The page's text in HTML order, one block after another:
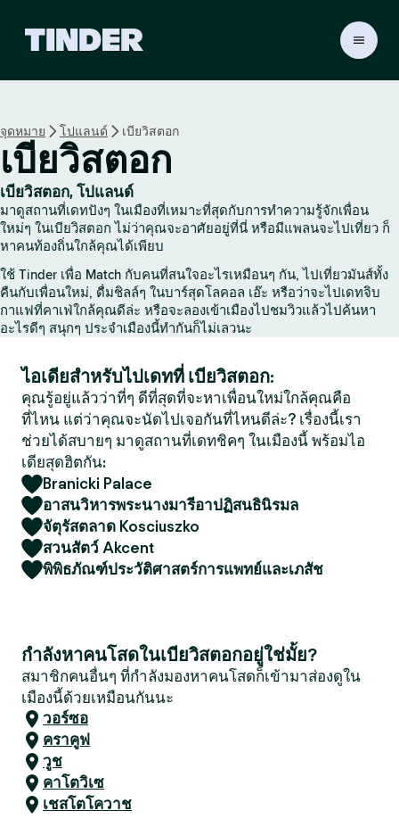
ก
T
i
d
e
r
จุดหมาย โปแลนด์ เบียวิสตอก
เบียวิสตอก
เบียวิสตอก, โปแลนด์
มาดูสถานที่เดทปังๆ ในเมืองที่เหมาะที่สุดกับการทำความรู้จักเพื่อน
ใหม่ๆ ในเบียวิสตอก ไม่ว่าคุณจะอาศัยอยู่ที่นี่ หรือมีแพลนจะไปเที่ยว ก็
หาคนท้องถิ่นใกล้คุณได้เพียบ
ใช้ Tinder เพื่อ Match กับคนที่สนใจอะไรเหมือนๆ กัน, ไปเที่ยวมันส์ทั้ง
คืนกับเพื่อนใหม่, ดื่มชิลล์ๆ ในบาร์สุดโลคอล เอ๊ะ หรือว่าจะไปเดทจิบ
กาแฟที่คาเฟ่ใกล้คุณดีล่ะ หรือจะลองเข้าเมืองไปชมวิวแล้วไปค้นหา
อะไรดีๆ สนุกๆ ประจำเมืองนี้ทำกันก็ไม่เลวนะ
ไอเดียสำหรับไปเดทที่ เบียวิสตอก:
คุณรู้อยู่แล้วว่าที่ๆ ดีที่สุดที่จะหาเพื่อนใหม่ใกล้คุณคือ
ที่ไหน แต่ว่าคุณจะนัดไปเจอกันที่ไหนดีล่ะ? เรื่องนี้เรา
ช่วยได้สบายๆ มาดูสถานที่เดทชิคๆ ในเมืองนี้ พร้อมไอ
เดียสุดฮิตกัน:
Branicki Palace
อาสนวิหารพระนางมารีอาปฏิสนธินิรมล
จัตุรัสตลาด Kosciuszko
สวนสัตว์ Akcent
พิพิธภัณฑ์ประวัติศาสตร์การแพทย์และเภสัช
กำลังหาคนโสดในเบียวิสตอกอยู่ใช่มั้ย?
สมาชิกคนอื่นๆ ที่กำลังมองหาคนโสดก็เข้ามาส่องดูใน
เมืองนี้ด้วยเหมือนกันนะ
วอร์ซอ
คราคูฟ
วูช
คาโตวิเซ
เชสโตโควาช